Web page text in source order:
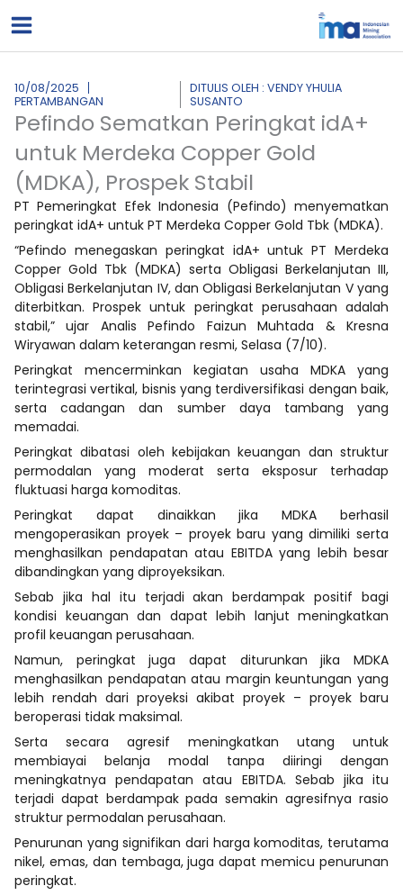
ke
10/08/2025
PERTAMBANGAN
DITULIS OLEH : VENDY YHULIA
SUSANTO
Pefindo Sematkan Peringkat idA+
untuk Merdeka Copper Gold
(MDKA), Prospek Stabil
PT Pemeringkat Efek Indonesia (Pefindo) menyematkan
peringkat idA+ untuk PT Merdeka Copper Gold Tbk (MDKA).
“Pefindo menegaskan peringkat idA+ untuk PT Merdeka
Copper Gold Tbk (MDKA) serta Obligasi Berkelanjutan III,
Obligasi Berkelanjutan IV, dan Obligasi Berkelanjutan V yang
diterbitkan. Prospek untuk peringkat perusahaan adalah
stabil,” ujar Analis Pefindo Faizun Muhtada & Kresna
Wiryawan dalam keterangan resmi, Selasa (7/10).
Peringkat mencerminkan kegiatan usaha MDKA yang
terintegrasi vertikal, bisnis yang terdiversifikasi dengan baik,
serta cadangan dan sumber daya tambang yang
memadai.
Peringkat dibatasi oleh kebijakan keuangan dan struktur
permodalan yang moderat serta eksposur terhadap
fluktuasi harga komoditas.
Peringkat dapat dinaikkan jika MDKA berhasil
mengoperasikan proyek – proyek baru yang dimiliki serta
menghasilkan pendapatan atau EBITDA yang lebih besar
dibandingkan yang diproyeksikan.
Sebab jika hal itu terjadi akan berdampak positif bagi
kondisi keuangan dan dapat lebih lanjut meningkatkan
profil keuangan perusahaan.
Namun, peringkat juga dapat diturunkan jika MDKA
menghasilkan pendapatan atau margin keuntungan yang
lebih rendah dari proyeksi akibat proyek – proyek baru
beroperasi tidak maksimal.
Serta secara agresif meningkatkan utang untuk
membiayai belanja modal tanpa diiringi dengan
meningkatnya pendapatan atau EBITDA. Sebab jika itu
terjadi dapat berdampak pada semakin agresifnya rasio
struktur permodalan perusahaan.
Penurunan yang signifikan dari harga komoditas, terutama
nikel, emas, dan tembaga, juga dapat memicu penurunan
peringkat.